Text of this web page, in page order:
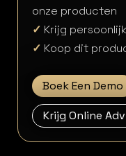
onze producten
✓ Krijg
✓ Koop dit
Boek Een Demo
Krijg Online